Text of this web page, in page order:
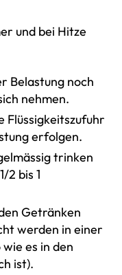
und bei Hitze
Belastung noch
nehmen.
Flüssigkeitszufuhr
erfolgen.
trinken
2 bis 1
Getränken
werden in einer
es in den
ist).